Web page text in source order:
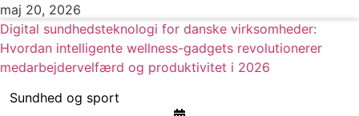
maj 20, 2026
Digital sundhedsteknologi for danske virksomheder:
Hvordan intelligente wellness-gadgets revolutionerer
medarbejdervelfærd og produktivitet i 2026
Sundhed og sport